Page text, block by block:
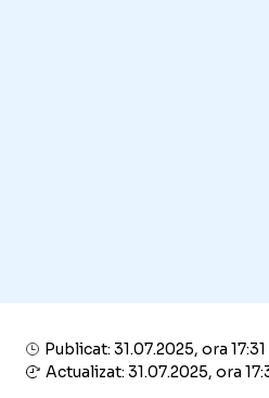
Publicat: 31.07.2025, ora 17:31
Actualizat: 31.07.2025, ora